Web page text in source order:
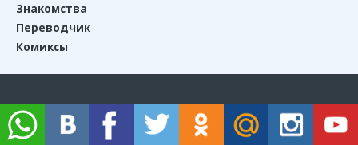
Знакомства
Переводчик
Комиксы